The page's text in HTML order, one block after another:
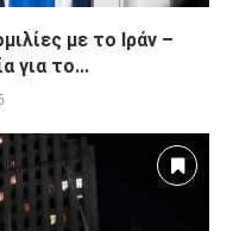
με το Ιράν –
για το...